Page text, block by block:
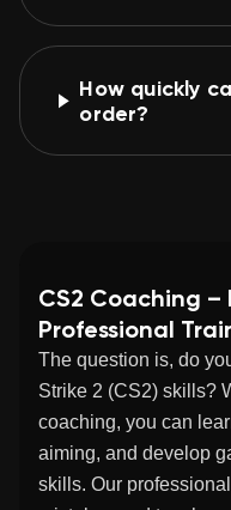
How quickly
order?
CS2 Coaching –
Professional
The question is, do
Strike 2 (CS2) skills?
coaching, you can
aiming, and develop
skills. Our